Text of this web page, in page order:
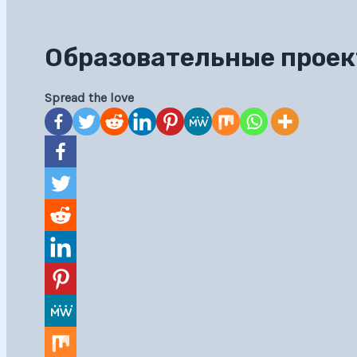
Образовательные
Spread the love